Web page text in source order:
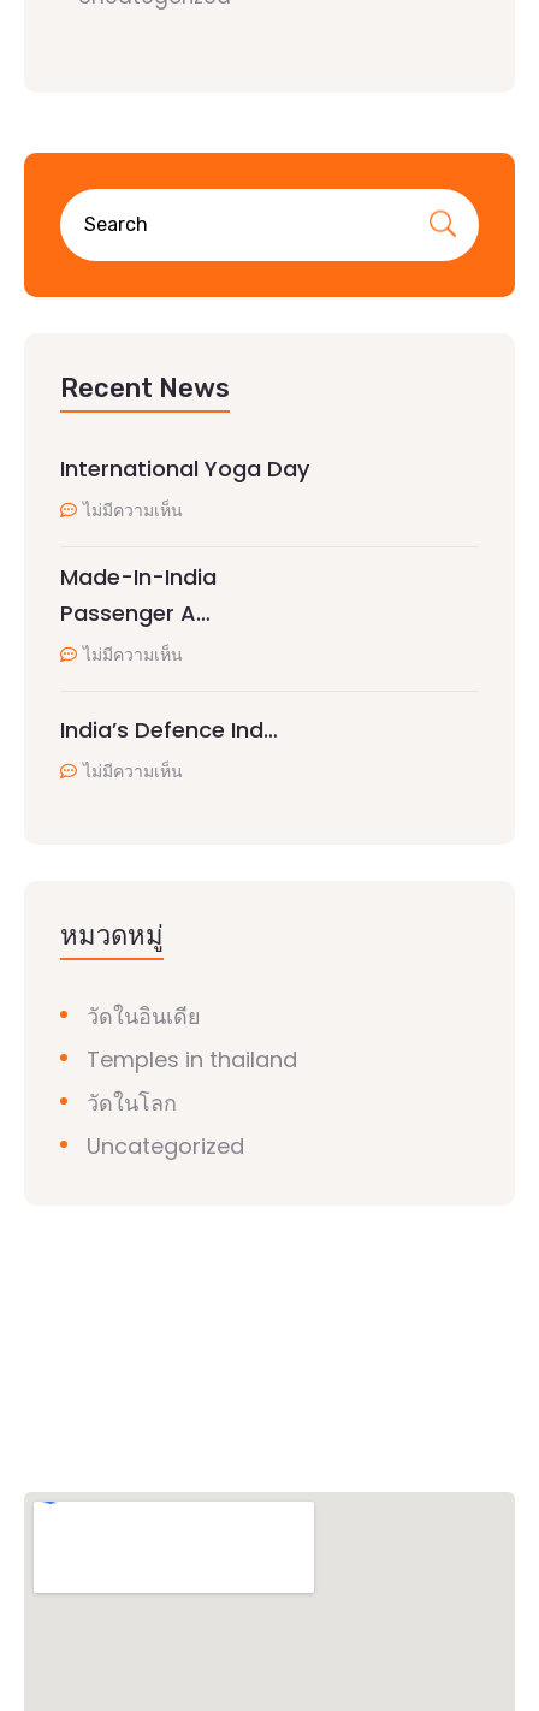
Recent News
International Yoga Day
ไม่มีความเห็น
Made-In-India
Passenger A…
ไม่มีความเห็น
India’s Defence Ind…
ไม่มีความเห็น
หมวดหมู่
วัดในอินเดีย
Temples in thailand
วัดในโลก
Uncategorized